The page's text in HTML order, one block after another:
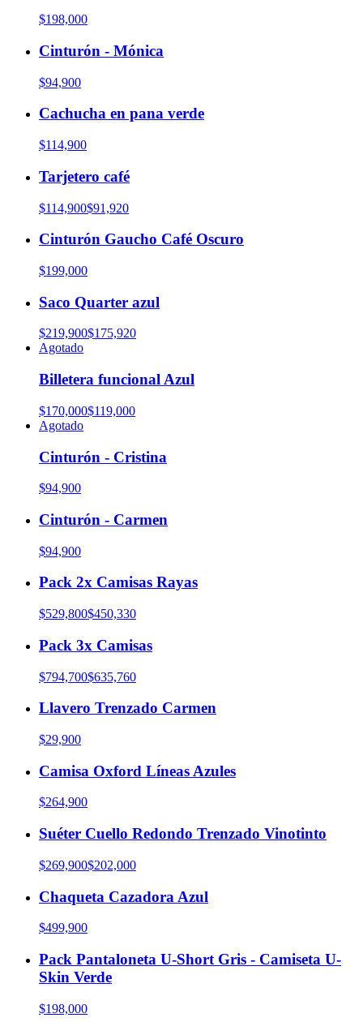
$198,000
Cinturón - Mónica
$94,900
Cachucha en pana verde
$114,900
Tarjetero café
$114,900$91,920
Cinturón Gaucho Café Oscuro
$199,000
Saco Quarter azul
$219,900$175,920
Agotado
Billetera funcional Azul
$170,000$119,000
Agotado
Cinturón - Cristina
$94,900
Cinturón - Carmen
$94,900
Pack 2x Camisas Rayas
$529,800$450,330
Pack 3x Camisas
$794,700$635,760
Llavero Trenzado Carmen
$29,900
Camisa Oxford Líneas Azules
$264,900
Suéter Cuello Redondo Trenzado Vinotinto
$269,900$202,000
Chaqueta Cazadora Azul
$499,900
Pack Pantaloneta U-Short Gris - Camiseta U-
Skin Verde
$198,000